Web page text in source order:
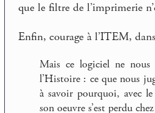
que le filtre de l’imprimerie
Enfin, courage à l’ITEM,
Mais ce logiciel ne nous
l’Histoire : ce que nous
à savoir pourquoi, avec
son oeuvre s’est perdu